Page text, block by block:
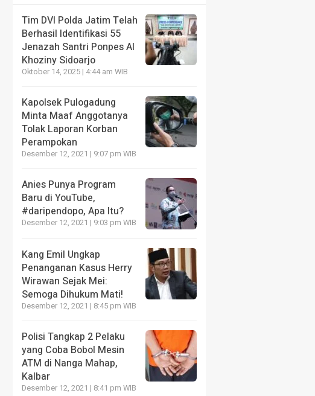
Tim DVI Polda Jatim Telah
Berhasil Identifikasi 55
Jenazah Santri Ponpes Al
Khoziny Sidoarjo
Oktober 14, 2025 | 4:44 am WIB
Kapolsek Pulogadung
Minta Maaf Anggotanya
Tolak Laporan Korban
Perampokan
Desember 12, 2021 | 9:07 pm WIB
Anies Punya Program
Baru di YouTube,
#daripendopo, Apa Itu?
Desember 12, 2021 | 9:03 pm WIB
Kang Emil Ungkap
Penanganan Kasus Herry
Wirawan Sejak Mei:
Semoga Dihukum Mati!
Desember 12, 2021 | 8:45 pm WIB
Polisi Tangkap 2 Pelaku
yang Coba Bobol Mesin
ATM di Nanga Mahap,
Kalbar
Desember 12, 2021 | 8:41 pm WIB